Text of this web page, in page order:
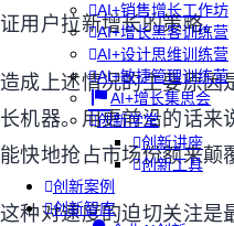
AI+销售增长工作坊
AI+增长黑客训练营
AI+设计思维训练营
AI+敏捷管理训练营
AI+增长集思会
创新学堂
创新讲座
创新工具
创新案例
创新智库
证用户拉新增长的策略。
造成上述情况的主要原因
长机器。用更前沿的话来
能快地抢占市场份额来颠
这种对速度的迫切关注是